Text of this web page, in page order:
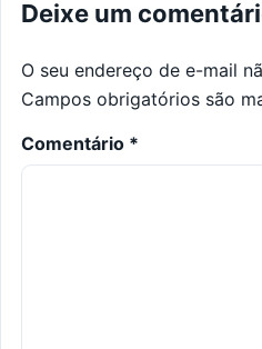
Deixe um
O seu endereço de e-mail
Campos obrigatórios são
Comentário *